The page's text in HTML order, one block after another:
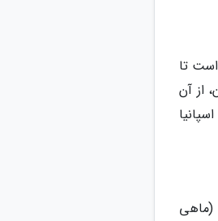
تا
از آن
(ماهی